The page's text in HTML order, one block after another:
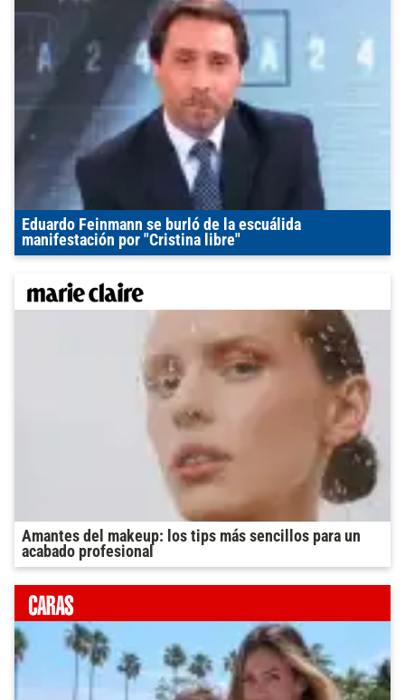
Eduardo Feinmann se burló de la escuálida
manifestación por "Cristina libre"
Amantes del makeup: los tips más sencillos para un
acabado profesional